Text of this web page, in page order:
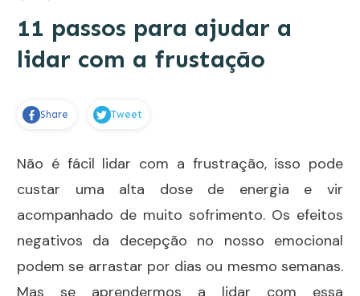
11 passos para ajudar a
lidar com a frustação
Share Tweet
Não é fácil lidar com a frustração, isso pode
custar uma alta dose de energia e vir
acompanhado de muito sofrimento. Os efeitos
negativos da decepção no nosso emocional
podem se arrastar por dias ou mesmo semanas.